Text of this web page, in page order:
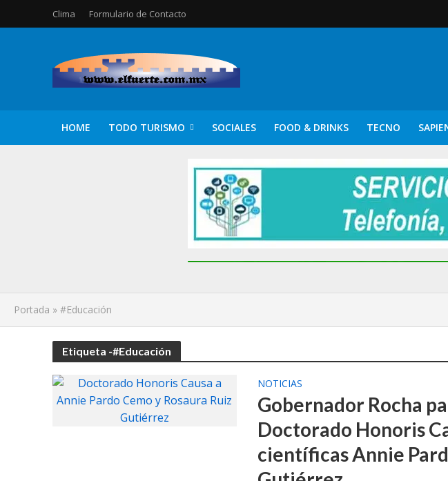
Clima Formulario de Contacto
HOME TODO TURISMO SOCIALES FOOD & DRINKS TECNO
Portada » #Educación
Etiqueta -#Educación
NOTICIAS
Gobernador Rocha
Doctorado Honoris
científicas Annie